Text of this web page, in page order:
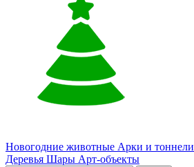
Новогодние животные Арки и тоннели
Деревья Шары Арт-объекты